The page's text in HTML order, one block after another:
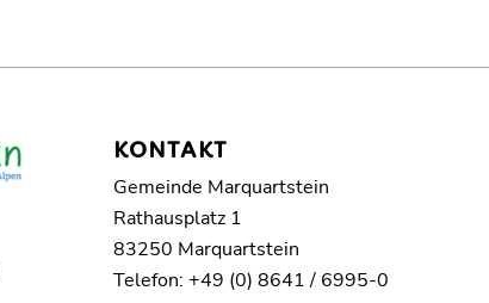
KONTAKT
Gemeinde Marquartstein
Rathausplatz 1
83250 Marquartstein
Telefon: +49 (0) 8641 / 6995-0